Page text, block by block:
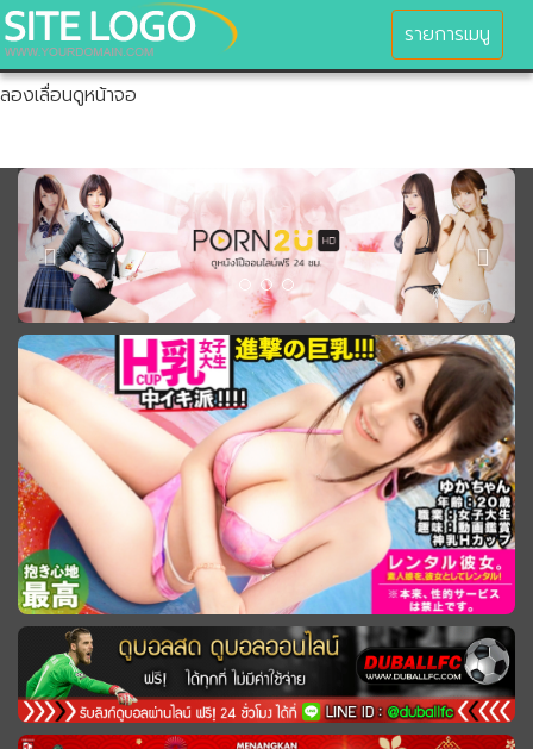
ยินดีต้อนรับสู่เว็บไซต์ของเรา
ลองเลื่อนดูหน้าจอ
MENU
รายการเมนู